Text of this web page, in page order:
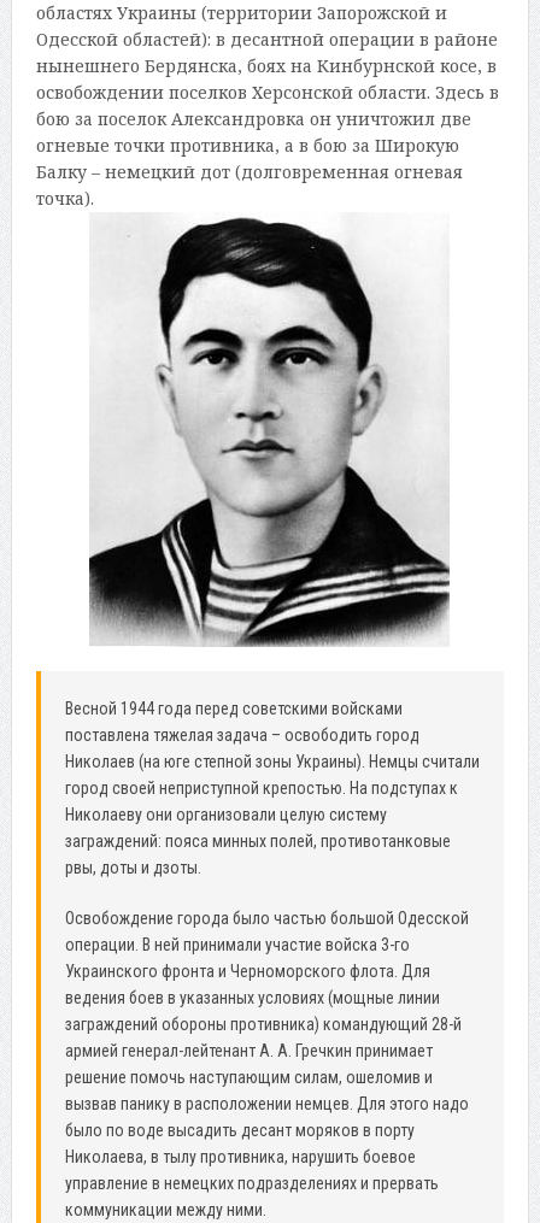
областях Украины (территории Запорожской и
Одесской областей): в десантной операции в районе
нынешнего Бердянска, боях на Кинбурнской косе, в
освобождении поселков Херсонской области. Здесь в
бою за поселок Александровка он уничтожил две
огневые точки противника, а в бою за Широкую
Балку – немецкий дот (долговременная огневая
точка).
Весной 1944 года перед советскими войсками
поставлена тяжелая задача – освободить город
Николаев (на юге степной зоны Украины). Немцы считали
город своей неприступной крепостью. На подступах к
Николаеву они организовали целую систему
заграждений: пояса минных полей, противотанковые
рвы, доты и дзоты.
Освобождение города было частью большой Одесской
операции. В ней принимали участие войска 3-го
Украинского фронта и Черноморского флота. Для
ведения боев в указанных условиях (мощные линии
заграждений обороны противника) командующий 28-й
армией генерал-лейтенант А. А. Гречкин принимает
решение помочь наступающим силам, ошеломив и
вызвав панику в расположении немцев. Для этого надо
было по воде высадить десант моряков в порту
Николаева, в тылу противника, нарушить боевое
управление в немецких подразделениях и прервать
коммуникации между ними.